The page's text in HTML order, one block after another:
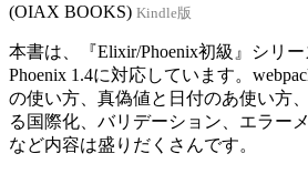
(OIAX BOOKS) Kindle版
本書は、『Elixir/Phoenix初級』シリー
Phoenix 1.4に対応しています。
の使い方、真偽値と日付のあ使い方
る国際化、バリデーション、エラー
など内容は盛りだくさんです。